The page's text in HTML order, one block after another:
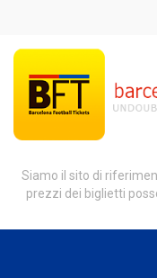
Siamo il sito di
prezzi dei biglietti